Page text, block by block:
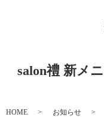
salon禮 新メ
HOME お知らせ